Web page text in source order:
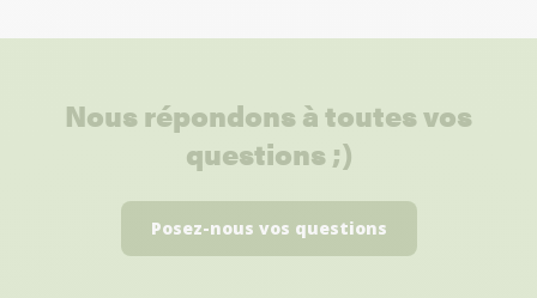
Nous répondons à toutes vos
questions ;)
Posez-nous vos questions